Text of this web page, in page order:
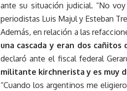
ante su situación judicial. “No
periodistas Luis Majul y Esteban
Además, en relación a las
una cascada y eran dos cañitos
declaró ante el fiscal federal
militante kirchnerista y es muy
“Cuando los argentinos me